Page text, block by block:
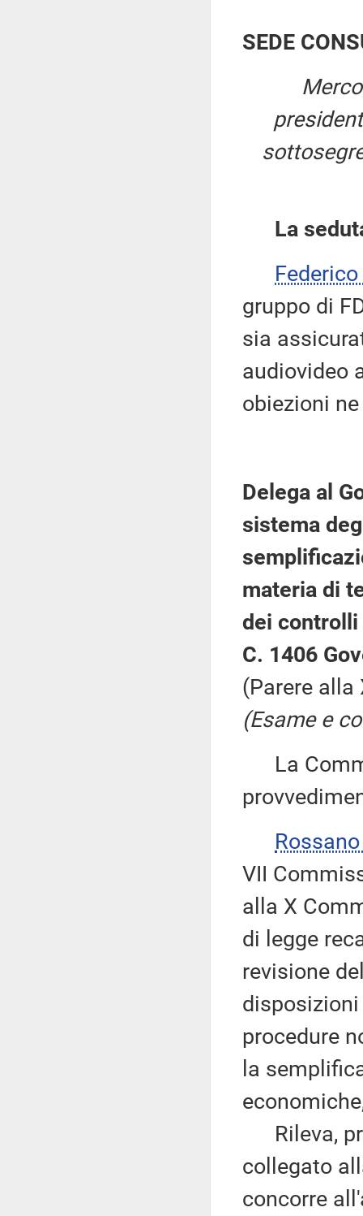
SEDE
La
gruppo di
sia
audiovideo
obiezioni
Delega al
sistema
materia di
dei
C. 1406
(Parere alla
(Esame e
La
VII
alla X
di legge
revisione
procedure
la
Rileva,
collegato
concorre